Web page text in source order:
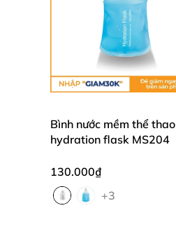
Bình nước mềm thể thao
hydration flask MS204
130.000₫
+3